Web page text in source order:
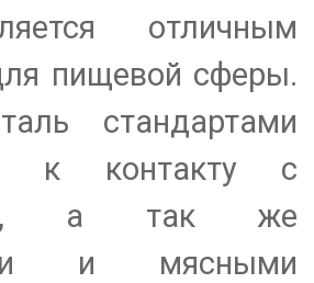
отличным
пищевой сферы.
стандартами
к контакту с
а так же
и мясными